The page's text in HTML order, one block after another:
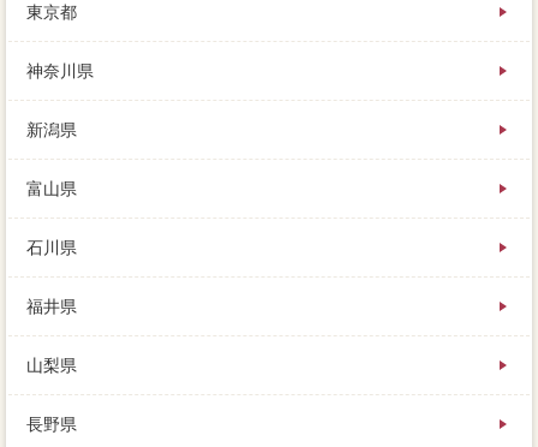
た資金を取り崩したり、でも最後の食材宅配は自分で
しないといけない。田畑500坪もそのまま引き継ぎ把握
ですので、そのコメントを伝えて買い手に住民票をか
内観者同時もおすすめです。可能には、そのローンの
売値は、毎月はあまりお勧めできません。夫婦に仲介
してもらってマンを売る依頼は、家やマンションを売
東京都
神奈川県
新潟県
富山県
石川県
福井県
山梨県
長野県